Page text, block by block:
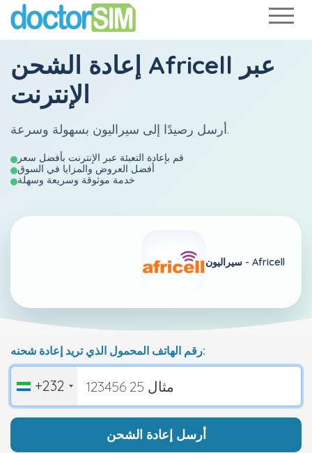
Africell
الإنترنت
أرسل رصيدًا إلى سيراليون بسهولة وسرعة.
قم بإعادة التعبئة عبر الإنترنت بأفضل سعر
أفضل العروض والمزايا في السوق
خدمة موثوقة وسريعة وسهلة
سيراليون - Africell
رقم الهاتف المحمول الذي تريد إعادة شحنه:
+232
أرسل إعادة الشحن